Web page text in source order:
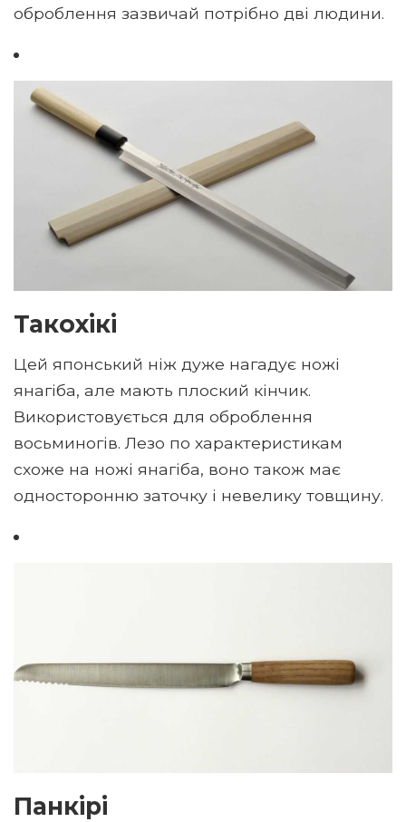
оброблення зазвичай потрібно дві людини.
Такохікі
Цей японський ніж дуже нагадує ножі
янагіба, але мають плоский кінчик.
Використовується для оброблення
восьминогів. Лезо по характеристикам
схоже на ножі янагіба, воно також має
односторонню заточку і невелику товщину.
Панкірі